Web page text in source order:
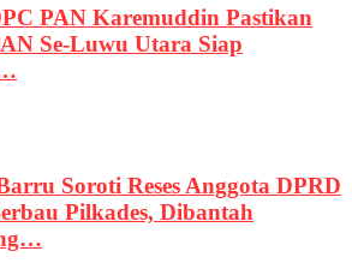
PAN Karemuddin Pastikan
Se-Luwu Utara Siap
Soroti Reses Anggota DPRD
Pilkades, Dibantah